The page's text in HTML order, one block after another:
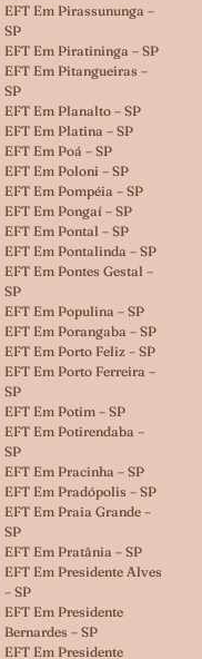
EFT Em Pirassununga –
SP
EFT Em Piratininga – SP
EFT Em Pitangueiras –
SP
EFT Em Planalto – SP
EFT Em Platina – SP
EFT Em Poá – SP
EFT Em Poloni – SP
EFT Em Pompéia – SP
EFT Em Pongaí – SP
EFT Em Pontal – SP
EFT Em Pontalinda – SP
EFT Em Pontes Gestal –
SP
EFT Em Populina – SP
EFT Em Porangaba – SP
EFT Em Porto Feliz – SP
EFT Em Porto Ferreira –
SP
EFT Em Potim – SP
EFT Em Potirendaba –
SP
EFT Em Pracinha – SP
EFT Em Pradópolis – SP
EFT Em Praia Grande –
SP
EFT Em Pratânia – SP
EFT Em Presidente Alves
– SP
EFT Em Presidente
Bernardes – SP
EFT Em Presidente